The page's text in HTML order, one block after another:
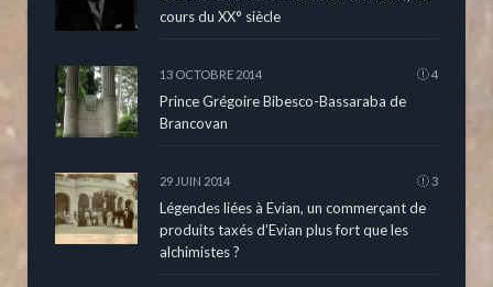
cours du XX° siècle
13 OCTOBRE 2014 4
Prince Grégoire Bibesco-Bassaraba de
Brancovan
29 JUIN 2014 3
Légendes liées à Evian, un commerçant de
produits taxés d’Evian plus fort que les
alchimistes ?